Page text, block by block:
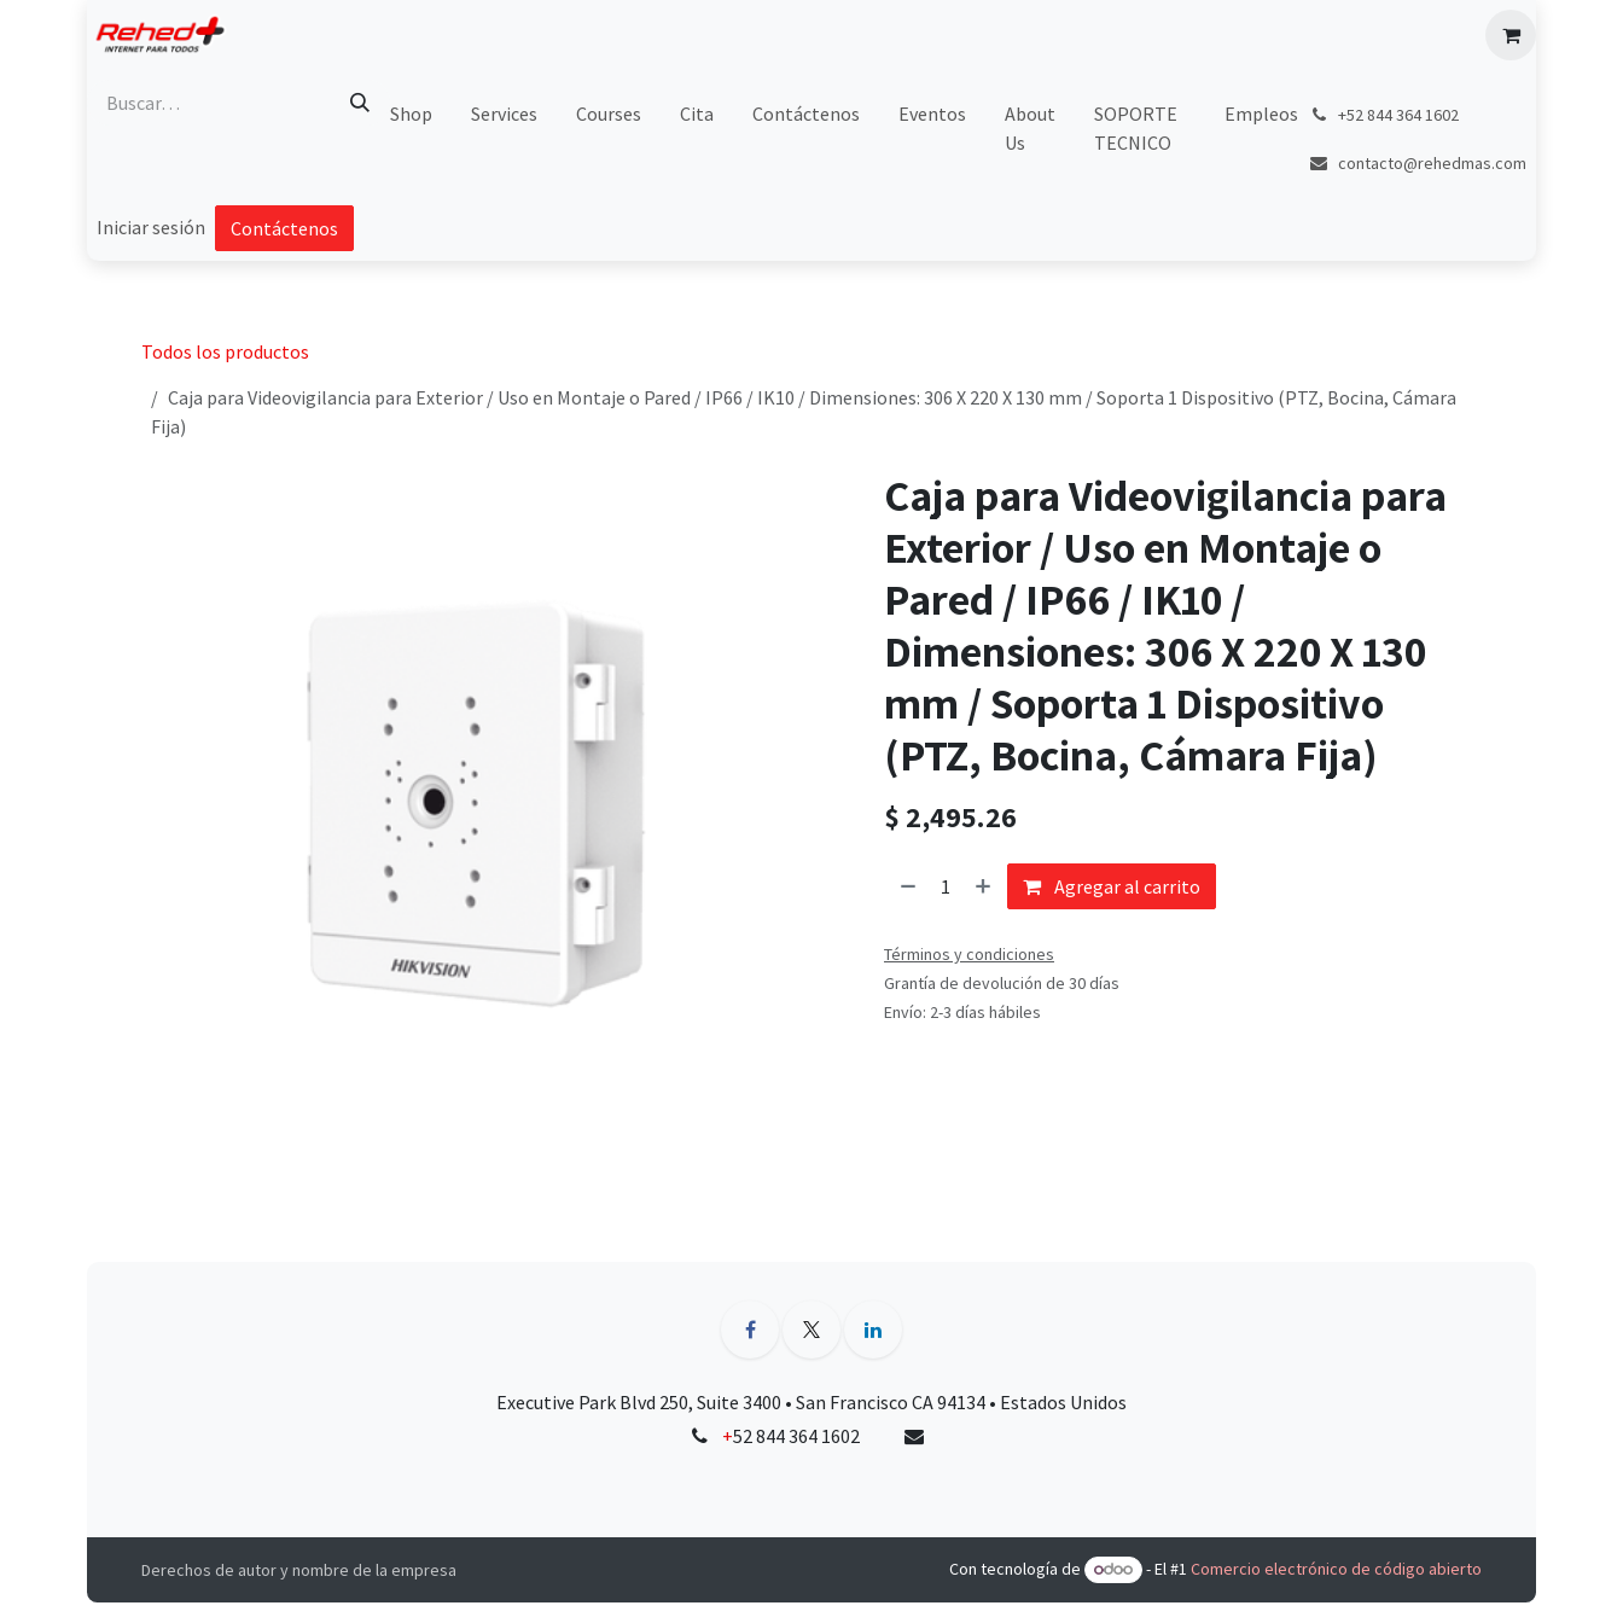
Shop Services Courses Cita Contáctenos Eventos
About
Us
SOPORTE
TECNICO
Empleos +52 844 364 1602
contacto@rehedmas.com
Iniciar sesión Contáctenos
Todos los productos
Caja para Videovigilancia para Exterior / Uso en Montaje o Pared / IP66 / IK10 / Dimensiones: 306 X 220 X 130 mm / Soporta 1 Dispositivo (PTZ, Bocina, Cámara
Fija)
Caja para Videovigilancia para
Exterior / Uso en Montaje o
Pared / IP66 / IK10 /
Dimensiones: 306 X 220 X 130
mm / Soporta 1 Dispositivo
(PTZ, Bocina, Cámara Fija)
$ 2,495.26
Agregar al carrito
Términos y condiciones
Grantía de devolución de 30 días
Envío: 2-3 días hábiles
Executive Park Blvd 250, Suite 3400 • San Francisco CA 94134 • Estados Unidos
+52 844 364 1602
Derechos de autor y nombre de la empresa Con tecnología de - El #1 Comercio electrónico de código abierto